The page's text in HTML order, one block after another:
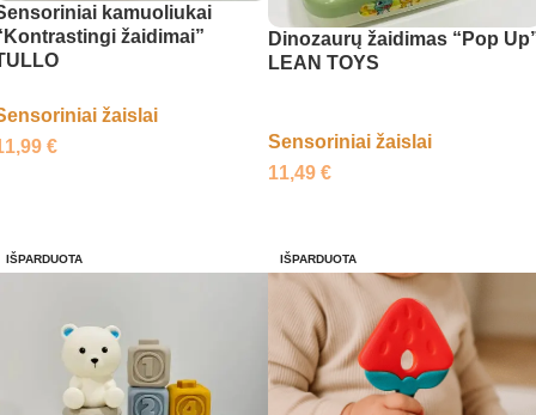
kamuoliukai
žaidimai”
žaislai
€
Dinozaurų žaidimas “Pop
LEAN TOYS
Sensoriniai žaislai
11,49 €
IŠPARDUOTA IŠPARDUOTA